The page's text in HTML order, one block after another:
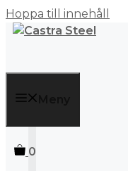
Hoppa till innehåll
0